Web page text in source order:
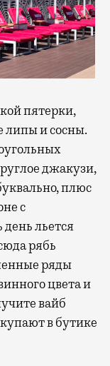
пятерки,
липы и сосны.
джакузи,
плюс
с
льется
рябь
ряды
цвета и
вайб
в бутике